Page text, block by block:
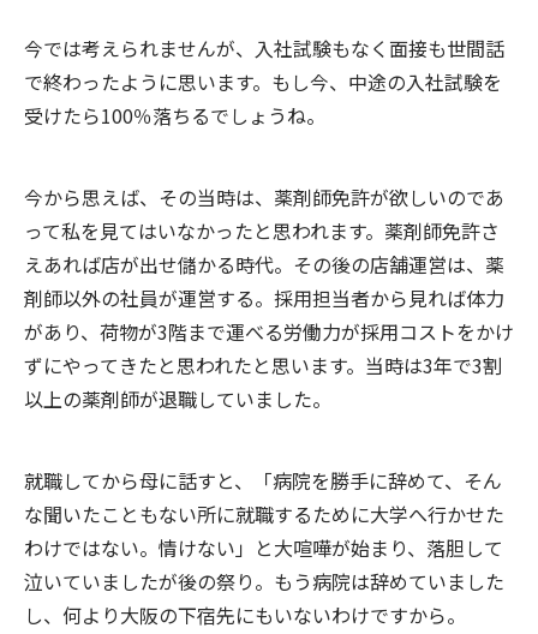
今では考えられませんが、入社試験もなく面接も世間話
で終わったように思います。もし今、中途の入社試験を
受けたら100％落ちるでしょうね。
今から思えば、その当時は、薬剤師免許が欲しいのであ
って私を見てはいなかったと思われます。薬剤師免許さ
えあれば店が出せ儲かる時代。その後の店舗運営は、薬
剤師以外の社員が運営する。採用担当者から見れば体力
があり、荷物が3階まで運べる労働力が採用コストをかけ
ずにやってきたと思われたと思います。当時は3年で3割
以上の薬剤師が退職していました。
就職してから母に話すと、「病院を勝手に辞めて、そん
な聞いたこともない所に就職するために大学へ行かせた
わけではない。情けない」と大喧嘩が始まり、落胆して
泣いていましたが後の祭り。もう病院は辞めていました
し、何より大阪の下宿先にもいないわけですから。